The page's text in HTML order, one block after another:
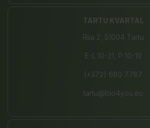
TARTU KVARTAL
Riia 2, 51004 Tartu
E-L 10-21, P 10-19
(+372) 680 7787
tartu@bio4you.eu